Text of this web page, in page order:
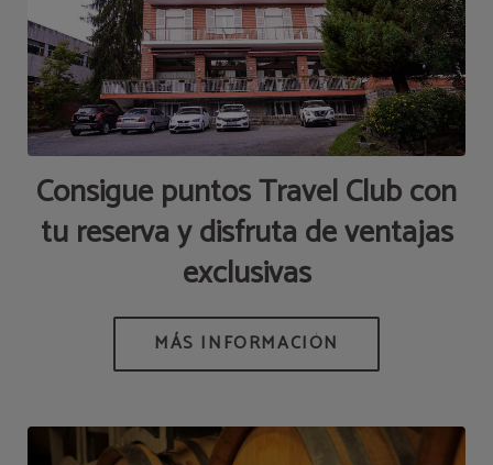
Consigue puntos Travel Club con
tu reserva y disfruta de ventajas
exclusivas